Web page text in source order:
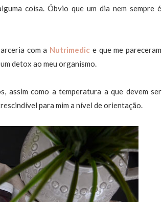
coisa. Óbvio que um dia nem sempre é
com a Nutrimedic e que me pareceram
detox ao meu organismo.
assim como a temperatura a que devem ser
para mim a nível de orientação.